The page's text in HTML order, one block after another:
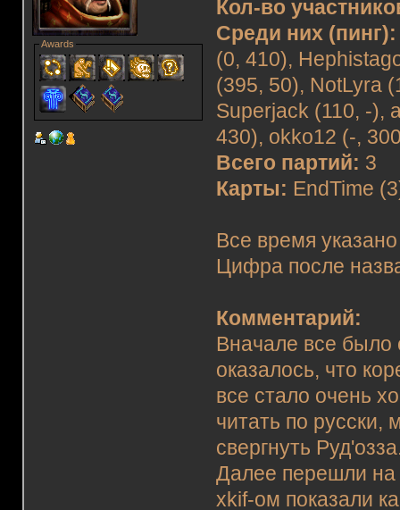
Awards
Кол-во
Среди них (пинг):
(0, 410),
(395, 50), NotLyra
Superjack (110, -),
430), okko12 (-,
Всего партий: 3
Карты: EndTime
Все время
Цифра после
Комментарий:
Вначале все было
оказалось, что
все стало очень
читать по русски,
свергнуть
Далее перешли на
xkif-ом показали